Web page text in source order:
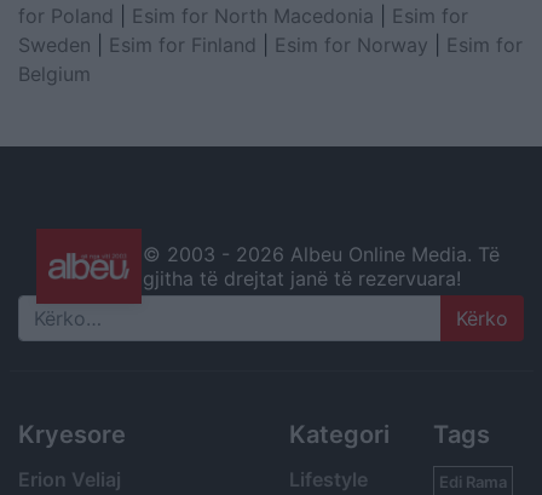
for Poland
Esim for North Macedonia
Esim for
Sweden
Esim for Finland Esim for Norway
Esim for
Belgium
© 2003 - 2026 Albeu Online Media. Të
gjitha të drejtat janë të rezervuara!
Search
Kryesore
Erion Veliaj
Kategori
Lifestyle
Tags
Edi Rama